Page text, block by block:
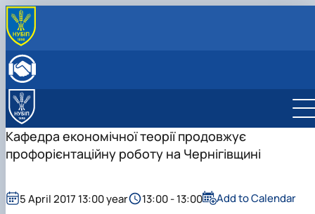
Навчально-наукова лабораторія
програми та ЕНК
Аспіранти кафедри
МІЖНАРОДНА ДІЯЛЬНІСТЬ
НАУКОВИЙ ГУРТОК
МІЖНАРОДНІ НАУКОВО-ПРАКТИЧНІ КОНФЕРЕНЦІЇ
Кафедра економічної теорії продовжує
профорієнтаційну роботу на Чернігівщині
5 April 2017 13:00 year 13:00 - 13:00 Add to Calendar